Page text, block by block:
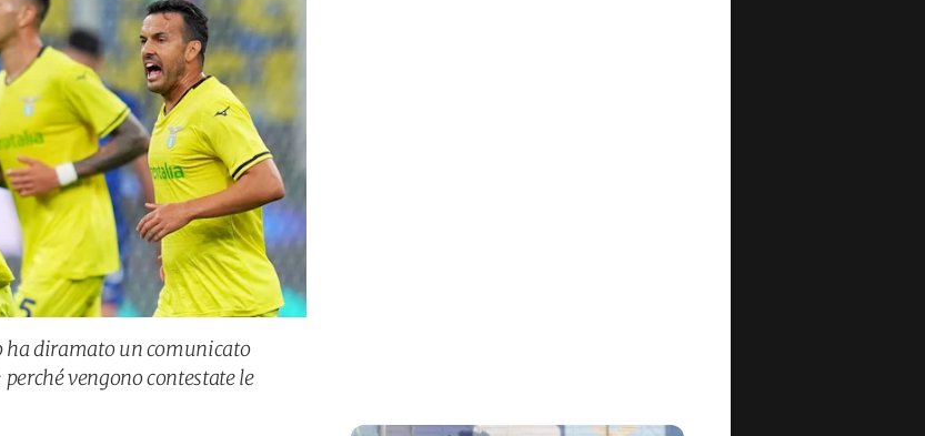
ha diramato un comunicato
vengono contestate le